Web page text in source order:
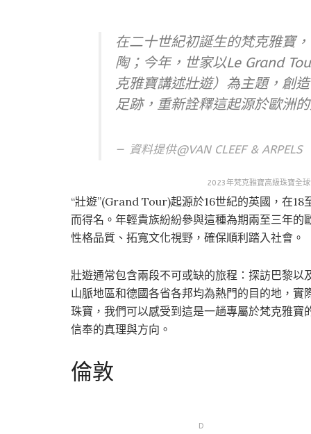
在二十世紀初誕生的梵克雅寶
陶；今年，世家以Le Grand
克雅寶講述壯遊）為主題，創
足跡，重新詮釋這起源於歐洲
資料提供@VAN CLEEF & ARPELS
2023年梵克雅寶高級珠寶全
“壯遊”(Grand Tour)起源於16世紀的英國，在
而得名。年輕貴族紛紛參與這種為期兩至三年
性格品質、拓寬文化視野，確保順利踏入社會。
壯遊通常包含兩段不可或缺的旅程：探訪巴黎
山脈地區和德國各省各邦均為熱門的目的地，
珠寶，我們可以感受到這是一趟專屬於梵克雅
信奉的真理與方向。
倫敦
D